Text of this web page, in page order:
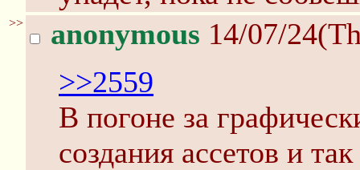
>> anonymous 14/07/
>>2559
В погоне за
создания ассетов и